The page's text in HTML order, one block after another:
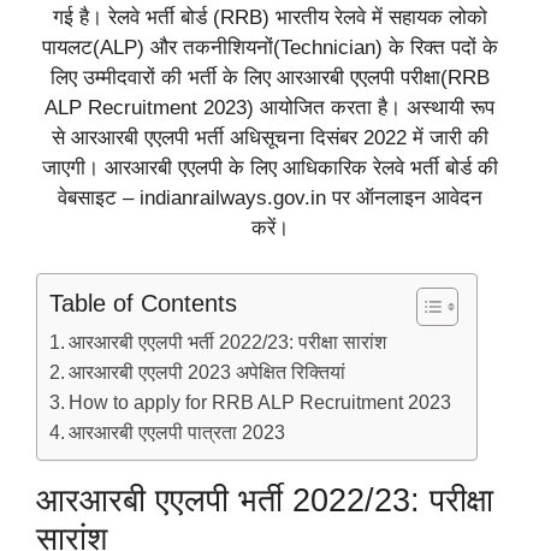
गई है। रेलवे भर्ती बोर्ड (RRB) भारतीय रेलवे में सहायक लोको
पायलट(ALP) और तकनीशियनों(Technician) के रिक्त पदों के
लिए उम्मीदवारों की भर्ती के लिए आरआरबी एएलपी परीक्षा(RRB
ALP Recruitment 2023) आयोजित करता है। अस्थायी रूप
से आरआरबी एएलपी भर्ती अधिसूचना दिसंबर 2022 में जारी की
जाएगी। आरआरबी एएलपी के लिए आधिकारिक रेलवे भर्ती बोर्ड की
वेबसाइट – indianrailways.gov.in पर ऑनलाइन आवेदन
करें।
Table of Contents
आरआरबी एएलपी भर्ती 2022/23: परीक्षा सारांश
आरआरबी एएलपी 2023 अपेक्षित रिक्तियां
How to apply for RRB ALP Recruitment 2023
आरआरबी एएलपी पात्रता 2023
आरआरबी एएलपी भर्ती 2022/23: परीक्षा
सारांश